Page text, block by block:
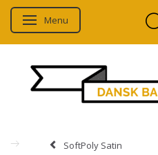
Skifte navigation
Menu
SoftPoly Satin